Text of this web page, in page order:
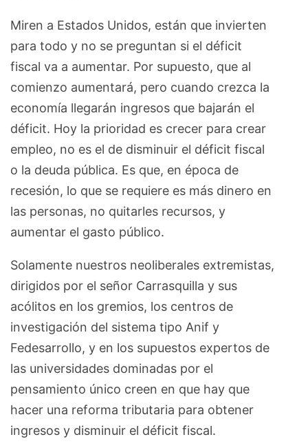
Miren a Estados Unidos, están que invierten
para todo y no se preguntan si el déficit
fiscal va a aumentar. Por supuesto, que al
comienzo aumentará, pero cuando crezca la
economía llegarán ingresos que bajarán el
déficit. Hoy la prioridad es crecer para crear
empleo, no es el de disminuir el déficit fiscal
o la deuda pública. Es que, en época de
recesión, lo que se requiere es más dinero en
las personas, no quitarles recursos, y
aumentar el gasto público.
Solamente nuestros neoliberales extremistas,
dirigidos por el señor Carrasquilla y sus
acólitos en los gremios, los centros de
investigación del sistema tipo Anif y
Fedesarrollo, y en los supuestos expertos de
las universidades dominadas por el
pensamiento único creen en que hay que
hacer una reforma tributaria para obtener
ingresos y disminuir el déficit fiscal.